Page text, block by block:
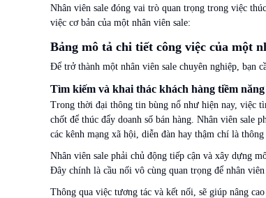
Nhân viên sale đóng vai trò quan trọng trong việc
việc cơ bản của một nhân viên sale:
Bảng mô tả chi tiết công việc của một
Để trở thành một nhân viên sale chuyên nghiệp, bạn
Tìm kiếm và khai thác khách hàng tiềm năng
Trong thời đại thông tin bùng nổ như hiện nay, việc
chốt để thúc đẩy doanh số bán hàng. Nhân viên sale
các kênh mạng xã hội, diễn đàn hay thậm chí là
Nhân viên sale phải chủ động tiếp cận và xây dựng
Đây chính là cầu nối vô cùng quan trọng để nhân
Thông qua việc tương tác và kết nối, sẽ giúp nâng